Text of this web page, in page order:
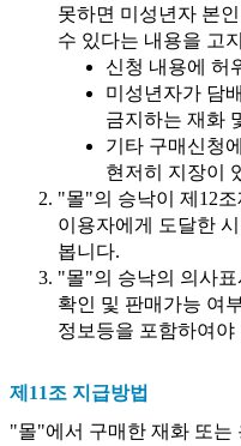
못하면 미성년자 본
수 있다는 내용을 고
신청 내용에 허
미성년자가 담
금지하는 재화
기타 구매신청
현저히 지장이
"몰"의 승낙이 제12
이용자에게 도달한
봅니다.
"몰"의 승낙의 의사
확인 및 판매가능 여
정보등을 포함하여야
제11조 지급방법
"몰"에서 구매한 재화 또는